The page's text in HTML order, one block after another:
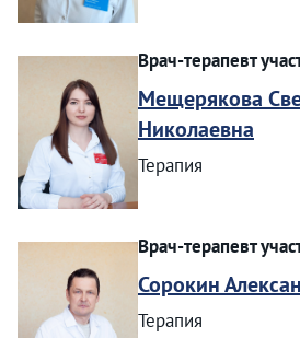
Врач-терапевт
Мещерякова
Николаевна
Терапия
Врач-терапевт
Сорокин
Терапия